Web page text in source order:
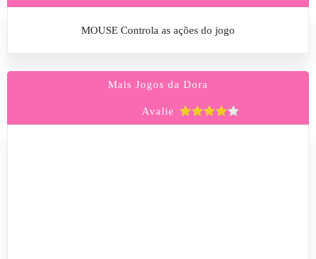
MOUSE Controla as ações do jogo
Mais Jogos da Dora
Avalie